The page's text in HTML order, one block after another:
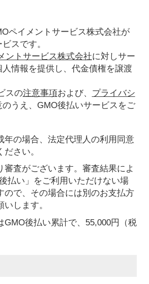
ペイメントサービス株式会社が
スです。
ントサービス株式会社に対しサー
人情報を提供し、代金債権を譲渡
スの注意事項および、 プライバシ
のうえ、GMO後払いサービスをご
年の場合、法定代理人の利用同意
さい。
審査がございます。審査結果によ
払い」をご利用いただけない場
ので、その場合には別のお支払方
します。
GMO後払い累計で、55,000円（税